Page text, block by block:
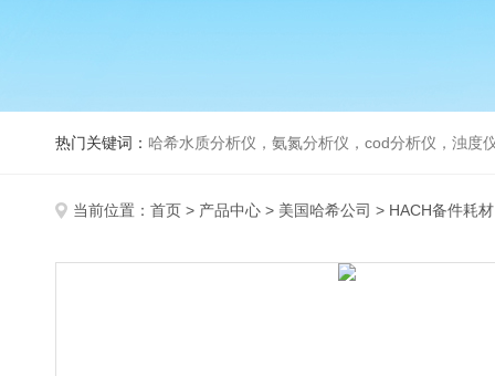
热门关键词： 哈希水质分析仪，氨氮分析仪，cod分析仪，浊度
当前位置： 首页 > 产品中心 > 美国哈希公司 > HACH备件耗材